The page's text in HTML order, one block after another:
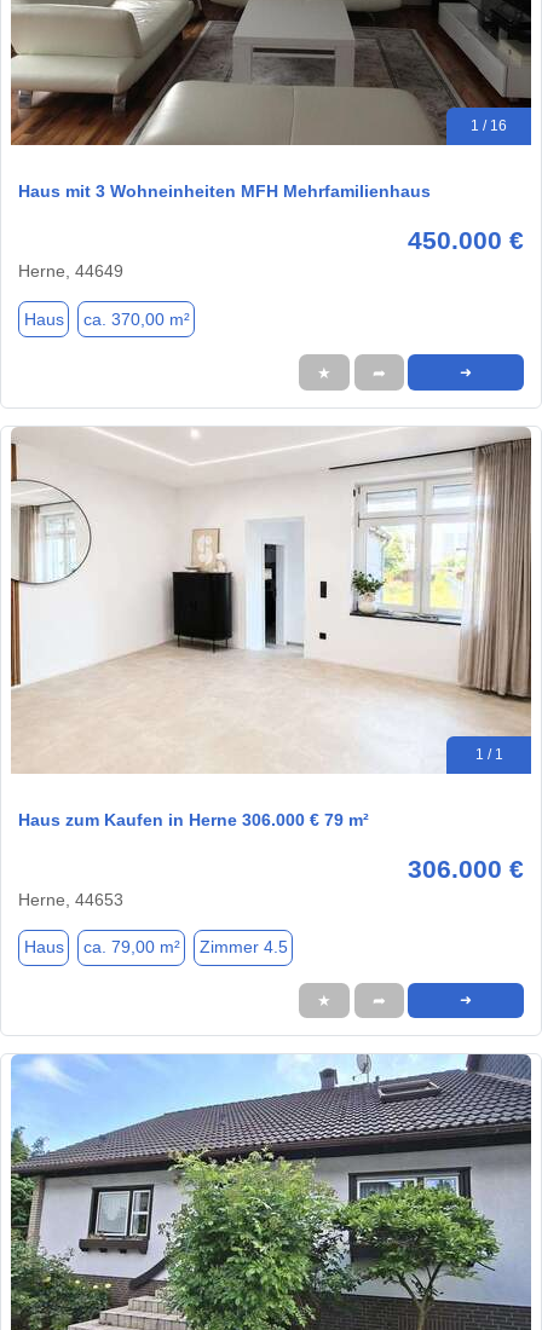
1 / 16
Haus mit 3 Wohneinheiten MFH Mehrfamilienhaus
450.000 €
Herne, 44649
Haus ca. 370,00 m²
★ ➦ ➜
1 / 1
Haus zum Kaufen in Herne 306.000 € 79 m²
306.000 €
Herne, 44653
Haus ca. 79,00 m² Zimmer 4.5
★ ➦ ➜